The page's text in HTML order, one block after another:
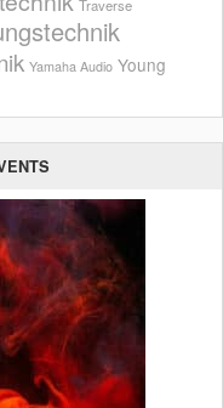
Traverse
Yamaha Audio Young